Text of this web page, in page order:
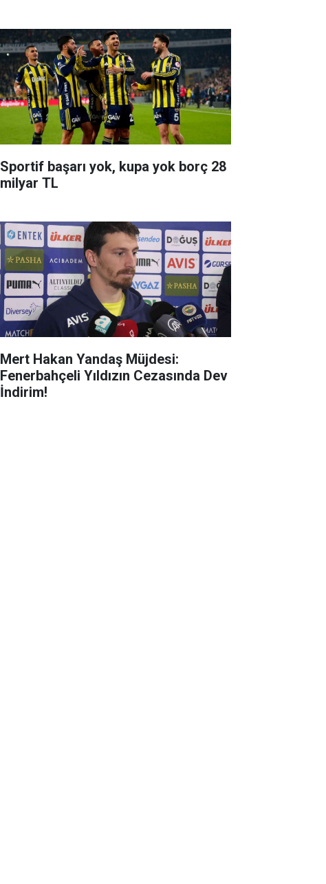
Sportif başarı yok, kupa yok borç 28
milyar TL
Mert Hakan Yandaş Müjdesi:
Fenerbahçeli Yıldızın Cezasında Dev
İndirim!